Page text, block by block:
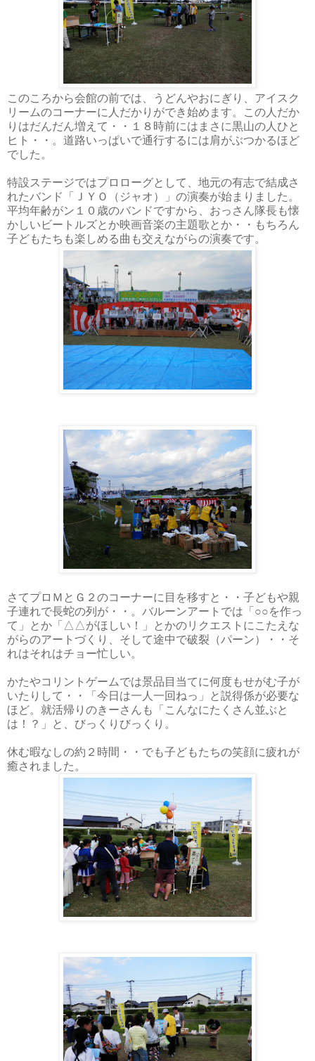
このころから会館の前では、うどんやおにぎり、アイスク
リームのコーナーに人だかりができ始めます。この人だか
りはだんだん増えて・・１８ 時前にはまさに黒山の人ひと
ヒト・・。道路いっぱいで通行するには肩がぶつかるほど
でした。
特設ステージではプロローグとして、地元の有志で結成さ
れたバンド「ＪＹＯ
（ジャオ）」の演奏が始まりました。
平均年齢がン１０ 歳のバンドですから、おっさん隊長も懐
かしいビートルズとか映画音楽の主題歌とか・・もちろん
子どもたちも楽しめる曲も交えながらの演奏です。
さてプロＭ とＧ２ のコーナーに目を移すと・・子どもや親
子連れで長蛇の列が・・。バルーンアートでは「○○を作っ
て」とか「△△がほしい！」とかのリクエストにこたえな
がらのアートづくり、そして途中で破裂（パーン）・・そ
れはそれはチョー忙しい。
かたやコリントゲームでは景品目当てに何度もせがむ子が
いたりして・・「今日は一人一回ねっ」と説得係が必要な
ほど。就活帰りのきーさんも「こんなにたくさん並ぶと
は！？」と、びっくりびっくり。
休む暇なしの約２ 時間・・でも子どもたちの笑顔に疲れが
癒されました。